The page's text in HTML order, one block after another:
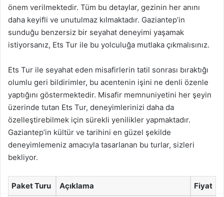
önem verilmektedir. Tüm bu detaylar, gezinin her anını
daha keyifli ve unutulmaz kılmaktadır. Gaziantep’in
sunduğu benzersiz bir seyahat deneyimi yaşamak
istiyorsanız, Ets Tur ile bu yolculuğa mutlaka çıkmalısınız.
Ets Tur ile seyahat eden misafirlerin tatil sonrası bıraktığı
olumlu geri bildirimler, bu acentenin işini ne denli özenle
yaptığını göstermektedir. Misafir memnuniyetini her şeyin
üzerinde tutan Ets Tur, deneyimlerinizi daha da
özelleştirebilmek için sürekli yenilikler yapmaktadır.
Gaziantep’in kültür ve tarihini en güzel şekilde
deneyimlemeniz amacıyla tasarlanan bu turlar, sizleri
bekliyor.
Paket Turu Açıklama Fiyat